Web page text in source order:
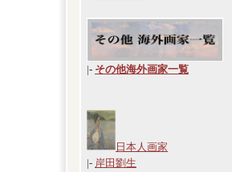
|- その他海外画家一覧
日本人画家
|- 岸田劉生